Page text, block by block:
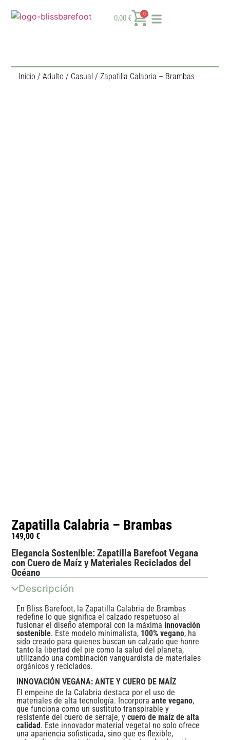
0,00€ 0
Inicio / Adulto / Casual/ Zapatilla Calabria – Brambas
Zapatilla Calabria – Brambas
149,00€
Elegancia Sostenible: Zapatilla Barefoot Vegana
con Cuero de Maíz y Materiales Reciclados del
Océano
Descripción
En Bliss Barefoot, la Zapatilla Calabria de Brambas
redefine lo que significa el calzado respetuoso al
fusionar el diseño atemporal con la máxima innovación
sostenible. Este modelo minimalista, 100% vegano, ha
sido creado para quienes buscan un calzado que honre
tanto la libertad del pie como la salud del planeta,
utilizando una combinación vanguardista de materiales
orgánicos y reciclados.
INNOVACIÓN VEGANA: ANTE Y CUERO DE MAÍZ
El empeine de la Calabria destaca por el uso de
materiales de alta tecnología. Incorporaante vegano,
que funciona como un sustituto transpirable y
resistente del cuero de serraje, ycuero de maíz de alta
calidad. Este innovador material vegetal no solo ofrece
una apariencia sofisticada, sino que es flexible,